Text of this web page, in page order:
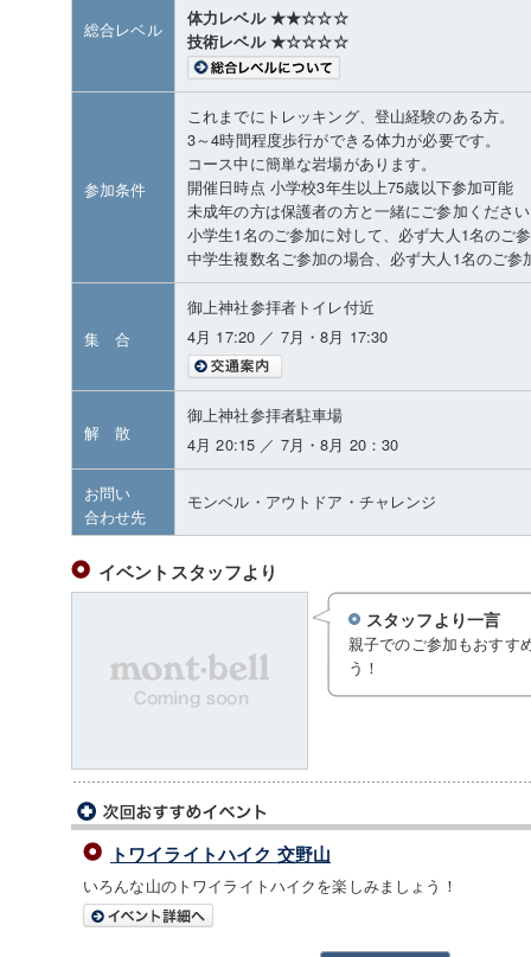
総合レベル
体力レベル ★★☆☆☆
技術レベル ★☆☆☆☆
参加条件
これまでにトレッキング、登山経験のある方。
3～4時間程度歩行ができる体力が必要です。
コース中に簡単な岩場があります。
開催日時点 小学校3年生以上75歳以下参加可能
未成年の方は保護者の方と一緒にご参加くださ
小学生1名のご参加に対して、必ず大人1名のご
中学生複数名ご参加の場合、必ず大人1名のご参
集 合
御上神社参拝者トイレ付近
4月 17:20 ／ 7月・8月 17:30
解 散
御上神社参拝者駐車場
4月 20:15 ／ 7月・8月 20：30
お問い
合わせ先
モンベル・アウトドア・チャレンジ
イベントスタッフより
スタッフより一言
親子でのご参加もおすす
う！
トワイライトハイク 交野山
いろんな山のトワイライトハイクを楽しみましょう！